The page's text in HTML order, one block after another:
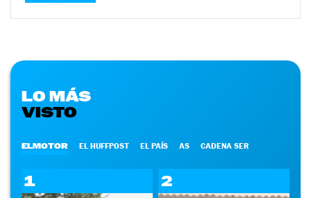
LO MÁS
VISTO
ELMOTOR EL HUFFPOST EL PAÍS AS CADENA SER
1 2